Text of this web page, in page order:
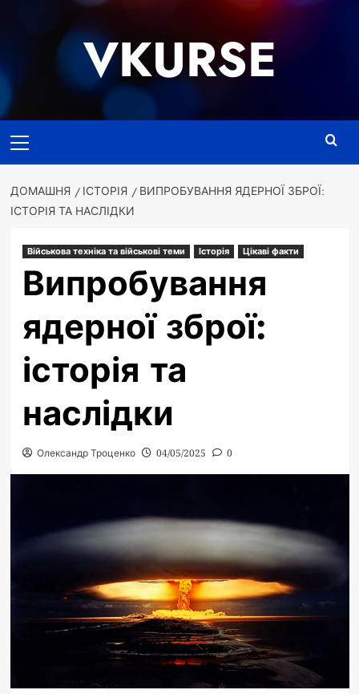
VKURSE
меню
ДОМАШНЯ ІСТОРІЯ
ВИПРОБУВАННЯ ЯДЕРНОЇ ЗБРОЇ:
ІСТОРІЯ ТА НАСЛІДКИ
Військова техніка та військові теми Історія Цікаві факти
Випробування
ядерної зброї:
історія та
наслідки
Олександр Троценко 04/05/2025 0